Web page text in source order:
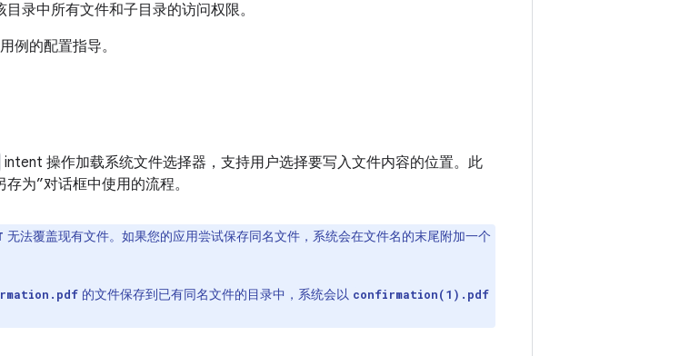
录中所有文件和子目录的访问权限。
例的配置指导。
intent 操作加载系统文件选择器，支持用户选择要写入文件内容的位置。此
为”对话框中使用的流程。
无法覆盖现有文件。如果您的应用尝试保存同名文件，系统会在文件名的末尾附加一个
的文件保存到已有同名文件的目录中，系统会以 confirmation(1).pdf